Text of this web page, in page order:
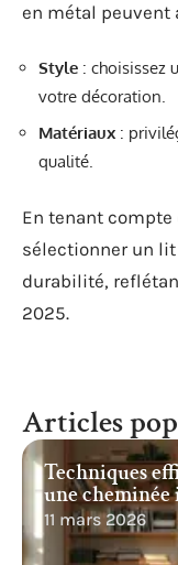
en métal peuvent
Style : choisissez
votre décoration.
Matériaux :
qualité.
En tenant compte
sélectionner un
durabilité,
2025.
Articles
Techniques
une
11 mars 2026